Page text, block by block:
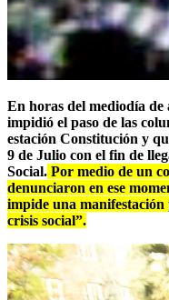
En horas del mediodía
impidió el paso de las
estación Constitución y
9 de Julio con el fin de
Social. Por medio de un
denunciaron en ese
impide una
crisis social”.